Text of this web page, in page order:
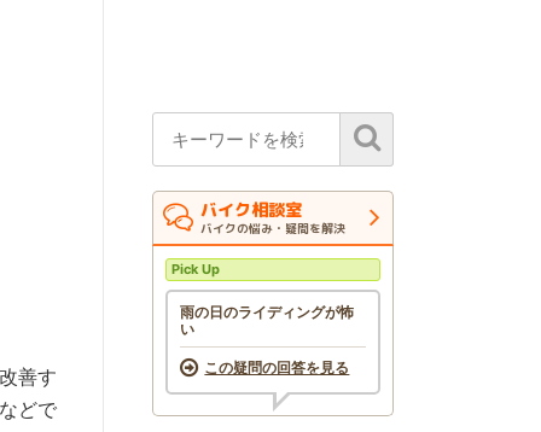
善す
どで
バイク相談室
バイクの悩み・疑問を解決
Pick Up
雨の日のライディングが怖
い
この疑問の回答を見る